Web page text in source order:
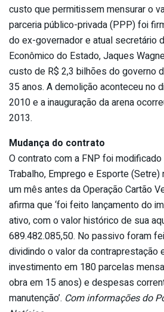
custo que permitissem mensurar o
parceria público-privada (PPP) foi
do ex-governador e atual secretário
Econômico do Estado, Jaques
custo de R$ 2,3 bilhões do governo
35 anos. A demolição aconteceu no
2010 e a inauguração da arena
2013.
Mudança do contrato
O contrato com a FNP foi
Trabalho, Emprego e Esporte (Setre)
um mês antes da Operação Cartão
afirma que ‘foi feito lançamento do
ativo, com o valor histórico de sua
689.482.085,50. No passivo foram
dividindo o valor da contraprestação
investimento em 180 parcelas
obra em 15 anos) e despesas
manutenção’. Com informações do